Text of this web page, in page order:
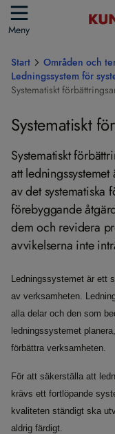
Meny
Start
Områden och
Ledningssystem för
Systematiskt
Systematiskt
Systematiskt
att
av det systematiska
förebyggande
dem och revidera
avvikelserna inte
Ledningssystemet är ett
av verksamheten.
alla delar och den som
ledningssystemet
förbättra verksamheten.
För att säkerställa att
krävs ett fortlöpande
kvaliteten ständigt ska
aldrig färdigt.